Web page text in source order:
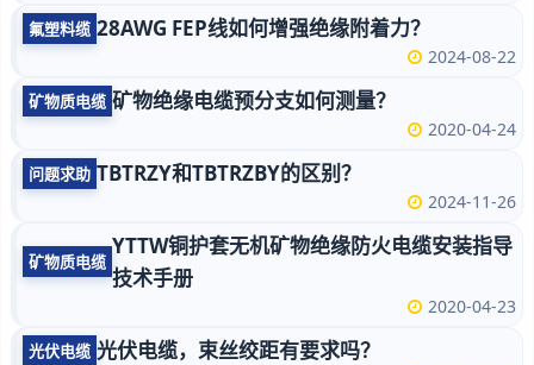
氟塑料缆 28AWG FEP线如何增强绝缘附着力？
2024-08-22
矿物质电缆 矿物绝缘电缆预分支如何测量？
2020-04-24
问题求助 TBTRZY和TBTRZBY的区别？
2024-11-26
矿物质电缆
YTTW铜护套无机矿物绝缘防火电缆安装指导
技术手册
2020-04-23
光伏电缆 光伏电缆，束丝绞距有要求吗？